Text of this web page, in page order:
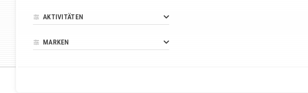
AKTIVITÄTEN
MARKEN